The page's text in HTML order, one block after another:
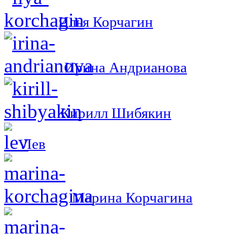
Илья Корчагин
Ирина Андрианова
Кирилл Шибякин
Лев
Марина Корчагина